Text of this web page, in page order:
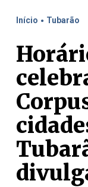
Início . Tubarão